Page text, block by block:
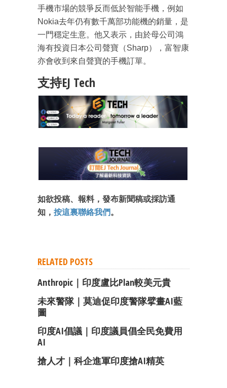
手機市場的競爭反而低於智能手機，例如
Nokia去年仍有數千萬部功能機的銷量，是
一門穩定生意。他又表示，由於母公司鴻
海有投資日本公司聲寶（Sharp），富智康
亦會收到來自聲寶的手機訂單。
支持EJ Tech
如欲投稿、報料，發布新聞稿或採訪通
知， 按這裏聯絡我們。
RELATED POSTS
Anthropic｜印度盧比Plan較美元貴
未來警隊｜莫迪促印度警隊擘畫AI藍
圖
印度AI倡議｜印度議員倡全民免費用
AI
搶人才｜科企進軍印度搶AI精英
成為 EJ Tech 會員
最新資訊（附創業懶人包）
箱！